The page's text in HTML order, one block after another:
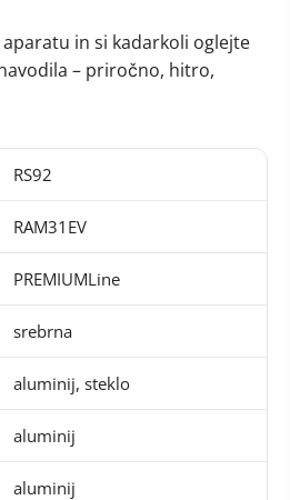
in si kadarkoli oglejte
– priročno, hitro,
RS92
RAM31EV
PREMIUMLine
srebrna
aluminij, steklo
aluminij
aluminij